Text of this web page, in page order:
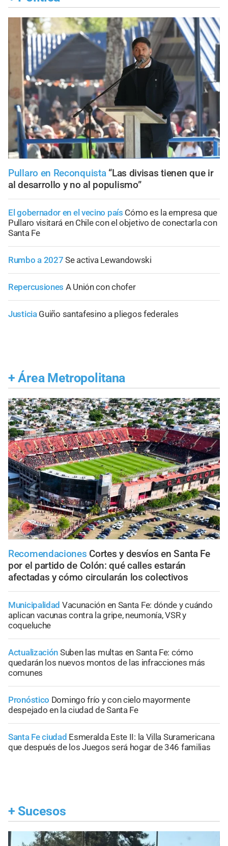
Pullaro en Reconquista “Las divisas tienen que ir
al desarrollo y no al populismo”
El gobernador en el vecino país Cómo es la empresa que
Pullaro visitará en Chile con el objetivo de conectarla con
Santa Fe
Rumbo a 2027 Se activa Lewandowski
Repercusiones A Unión con chofer
Justicia Guiño santafesino a pliegos federales
+ Área Metropolitana
Recomendaciones Cortes y desvíos en Santa Fe
por el partido de Colón: qué calles estarán
afectadas y cómo circularán los colectivos
Municipalidad Vacunación en Santa Fe: dónde y cuándo
aplican vacunas contra la gripe, neumonía, VSR y
coqueluche
Actualización Suben las multas en Santa Fe: cómo
quedarán los nuevos montos de las infracciones más
comunes
Pronóstico Domingo frío y con cielo mayormente
despejado en la ciudad de Santa Fe
Santa Fe ciudad Esmeralda Este II: la Villa Suramericana
que después de los Juegos será hogar de 346 familias
+ Sucesos